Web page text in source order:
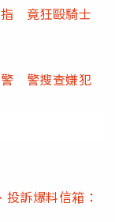
指 竟狂毆騎士
警 警搜查嫌犯
投訴爆料信箱：